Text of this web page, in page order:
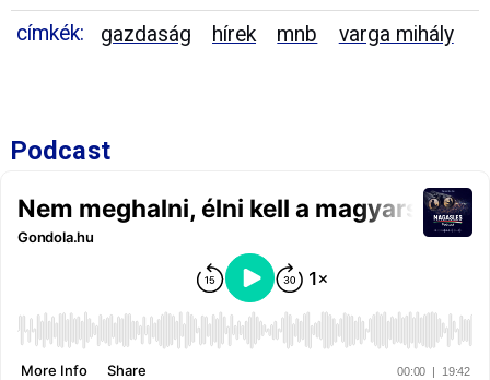
címkék: gazdaság hírek mnb varga mihály
Podcast